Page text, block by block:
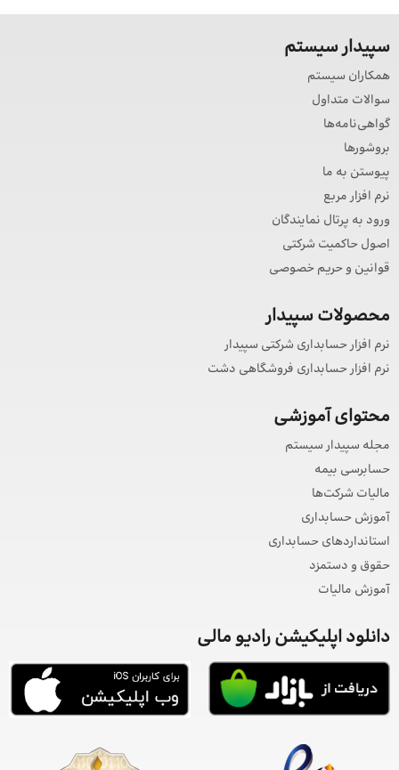
سپیدار سیستم
همکاران سیستم
سوالات متداول
گواهی‌نامه‌ها
بروشورها
پیوستن به ما
نرم افزار مربع
ورود به پرتال نمایندگان
اصول حاکمیت شرکتی
قوانین و حریم خصوصی
محصولات سپیدار
نرم افزار حسابداری شرکتی سپیدار
نرم افزار حسابداری فروشگاهی دشت
محتوای آموزشی
مجله سپیدار سیستم
حسابرسی بیمه
مالیات شرکت‌ها
آموزش حسابداری
استانداردهای حسابداری
حقوق و دستمزد
آموزش مالیات
دانلود اپلیکیشن رادیو مالی